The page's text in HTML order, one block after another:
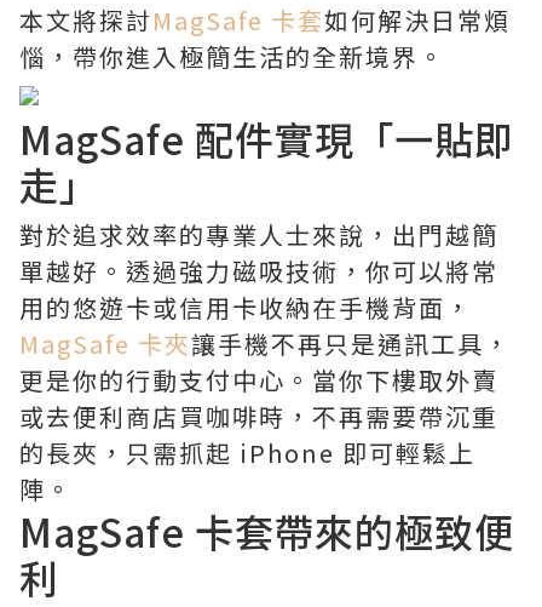
本文將探討MagSafe 卡套如何解決日常煩
惱，帶你進入極簡生活的全新境界。
MagSafe 配件實現「一貼即
走」
對於追求效率的專業人士來說，出門越簡
單越好。透過強力磁吸技術，你可以將常
用的悠遊卡或信用卡收納在手機背面，
MagSafe 卡夾讓手機不再只是通訊工具，
更是你的行動支付中心。當你下樓取外賣
或去便利商店買咖啡時，不再需要帶沉重
的長夾，只需抓起 iPhone 即可輕鬆上
陣。
MagSafe 卡套帶來的極致便
利